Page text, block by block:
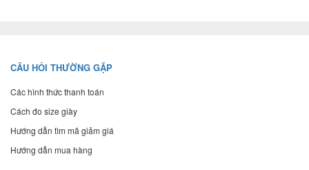
CÂU HỎI THƯỜNG GẶP
Các hình thức thanh toán
Cách đo size giày
Hướng dẫn tìm mã giảm giá
Hướng dẫn mua hàng